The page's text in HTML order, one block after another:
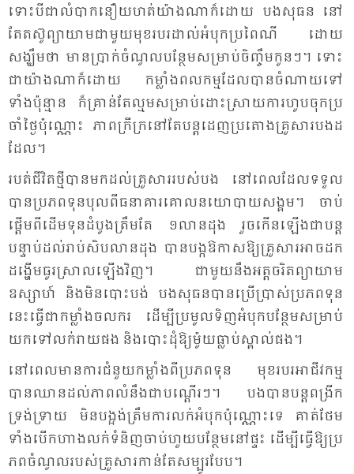
ទោះ​បី​ជា​លំ​បាក​នឿយ​ហត់​យ៉ាង​ណា​ក៏​ដោយ បង​សុ​ធន​ នៅ​
តែ​តស៊ូ​ព្យា​យាម​ជា​មួយ​មុខ​របរ​ដាល់​អំ​បុក​ប្រ​ពៃ​ណី​ ដោយ​
សង្ឃឹម​ថា ​មាន​ប្រាក់​ចំ​ណូល​បន្ថែម​សម្រាប់​ចិញ្ចឹម​កូនៗ។ ទោះ​
ជា​យ៉ាង​ណា​ក៏​ដោយ កម្លាំង​ពល​កម្ម​ដែល​បាន​ចំ​ណាយ​ទៅ​
ទាំង​ប៉ុន្មាន ក៏​គ្រាន់​តែ​ល្មម​សម្រាប់​ដោះ​ស្រាយ​ការ​ហូប​ចុក​ប្រ​
ចាំ​ថ្ងៃ​ប៉ុណ្ណោះ ភាព​ក្រី​ក្រ​នៅ​តែ​បន្ត​ដេញ​ប្រ​តោង​គ្រួ​សារ​បង​ដ​
ដែល។
របត់​ជីវិត​ថ្មី​បាន​មក​ដល់​គ្រួ​សារ​របស់​បង នៅ​ពេល​ដែល​ទទួល​
បាន​ប្រ​ភព​ទុន​បុល​ពី​ធនា​គារ​គោល​ន​យោ​បាយ​សង្គម។ ចាប់​
ផ្ដើម​ពី​ដើម​ទុន​ដំ​បូង​ត្រឹម​តែ ១លាន​ដុង រួច​កើន​ឡើង​ជា​បន្ត​
បន្ទាប់​ដល់​រាប់​សិប​លាន​ដុង បាន​បង្ក​ឱ​កាស​ឱ្យ​គ្រួ​សារ​អាច​ដក​
ដង្ហើម​ធូរ​ស្រាល​ឡើង​វិញ។ ជា​មួយ​នឹង​អត្ត​ចរិត​ព្យា​យាម
ឧស្សាហ៍ និង​មិន​បោះ​បង់ បង​សុធន​បាន​ប្រើ​ប្រាស់​ប្រ​ភព​ទុន​
នេះ​ធ្វើ​ជា​កម្លាំង​ចល​ករ ដើម្បី​ប្រ​មូល​ទិញ​អំ​បុក​បន្ថែម​សម្រាប់​
យក​ទៅ​លក់​រាយ​ផង និង​បោះ​ដុំ​ឱ្យ​ម៉ូយ​ធ្លាប់​ស្គាល់​ផង។
នៅ​ពេល​មាន​ការ​ជំ​នួយ​កម្លាំង​ពី​ប្រ​ភព​ទុន មុខ​របរ​អា​ជីវ​កម្ម​
បាន​ឈាន​ដល់​ភាព​លំ​នឹង​ជា​បណ្តើរៗ។ បង​បាន​បន្ត​ពង្រីក​
ទ្រង់​ទ្រាយ មិន​បង្អង់​ត្រឹម​ការ​លក់​អំ​បុក​ប៉ុណ្ណោះ​ទេ គាត់​ថែម​
ទាំង​បើក​ហាង​លក់​ទំ​និញ​ចាប់​ហួយ​បន្ថែម​នៅ​ផ្ទះ ដើម្បី​ធ្វើ​ឱ្យ​ប្រ​
ភព​ចំ​ណូល​របស់​គ្រួ​សារ​កាន់​តែ​សម្បូរ​បែប។